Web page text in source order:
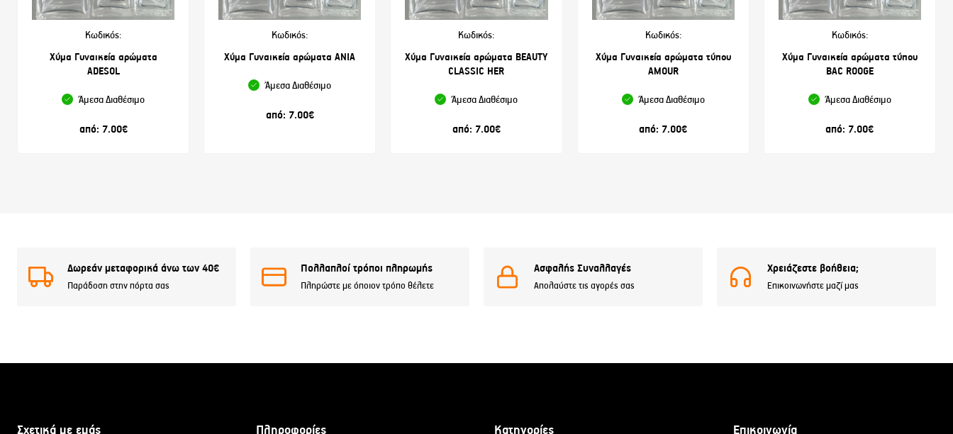
Κωδικός:
Χύμα Γυναικεία αρώματα
ADESOL
Άμεσα Διαθέσιμο
από: 7.00€
Κωδικός:
Χύμα Γυναικεία αρώματα ANIA
Άμεσα Διαθέσιμο
από: 7.00€
Κωδικός:
Χύμα Γυναικεία αρώματα BEAUTY
CLASSIC HER
Άμεσα Διαθέσιμο
από: 7.00€
Κωδικός:
Χύμα Γυναικεία αρώματα τύπου
AMOUR
Άμεσα Διαθέσιμο
από: 7.00€
Κωδικός:
Χύμα Γυναικεία αρώματα τύπου
BAC ROOGE
Άμεσα Διαθέσιμο
από: 7.00€
Δωρεάν μεταφορικά άνω των 40€
Παράδοση στην πόρτα σας
Πολλαπλοί τρόποι πληρωμής
Πληρώστε με όποιον τρόπο θέλετε
Ασφαλής Συναλλαγές
Απολαύστε τις αγορές σας
Χρειάζεστε βοήθεια;
Επικοινωνήστε μαζί μας
Σχετικά με εμάς Πληροφορίες Κατηγορίες Επικοινωνία